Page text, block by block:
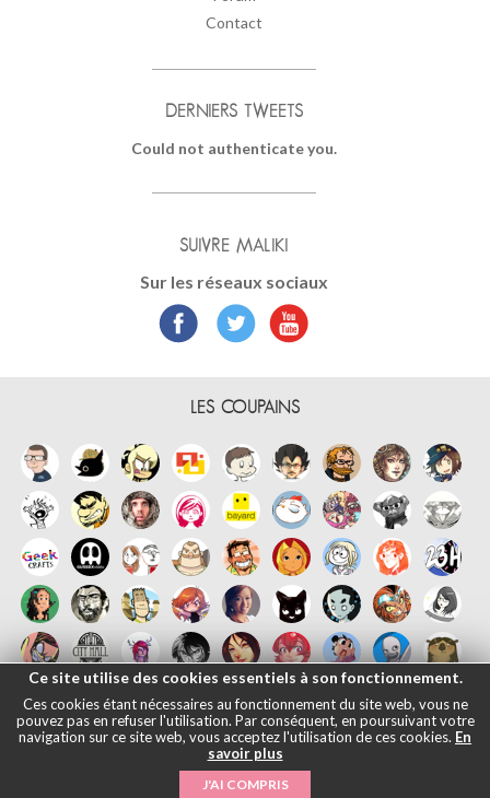
Contact
DERNIERS TWEETS
Could not authenticate you.
SUIVRE MALIKI
Sur les réseaux sociaux
LES COUPAINS
日本語|Mentions légales
2026
Ce site utilise des cookies essentiels à son fonctionnement.
Ces cookies étant nécessaires au fonctionnement du site web, vous ne
pouvez pas en refuser l'utilisation. Par conséquent, en poursuivant votre
navigation sur ce site web, vous acceptez l'utilisation de ces cookies. En
savoir plus
J'AI COMPRIS